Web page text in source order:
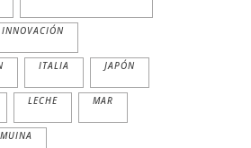
INNOVACIÓN
ITALIA JAPÓN
LECHE MAR
MUINA